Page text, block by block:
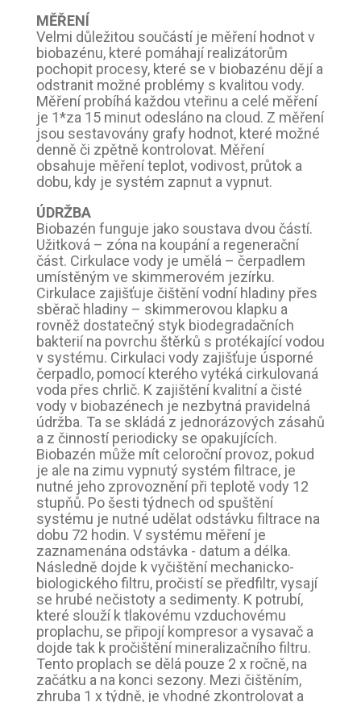
MĚŘENÍ
Velmi důležitou součástí je měření hodnot v
biobazénu, které pomáhají realizátorům
pochopit procesy, které se v biobazénu dějí a
odstranit možné problémy s kvalitou vody.
Měření probíhá každou vteřinu a celé měření
je 1*za 15 minut odesláno na cloud. Z měření
jsou sestavovány grafy hodnot, které možné
denně či zpětně kontrolovat. Měření
obsahuje měření teplot, vodivost, průtok a
dobu, kdy je systém zapnut a vypnut.
ÚDRŽBA
Biobazén funguje jako soustava dvou částí.
Užitková – zóna na koupání a regenerační
část. Cirkulace vody je umělá – čerpadlem
umístěným ve skimmerovém jezírku.
Cirkulace zajišťuje čištění vodní hladiny přes
sběrač hladiny – skimmerovou klapku a
rovněž dostatečný styk biodegradačních
bakterií na povrchu štěrků s protékající vodou
v systému. Cirkulaci vody zajišťuje úsporné
čerpadlo, pomocí kterého vytéká cirkulovaná
voda přes chrlič. K zajištění kvalitní a čisté
vody v biobazénech je nezbytná pravidelná
údržba. Ta se skládá z jednorázových zásahů
a z činností periodicky se opakujících.
Biobazén může mít celoroční provoz, pokud
je ale na zimu vypnutý systém filtrace, je
nutné jeho zprovoznění při teplotě vody 12
stupňů. Po šesti týdnech od spuštění
systému je nutné udělat odstávku filtrace na
dobu 72 hodin. V systému měření je
zaznamenána odstávka - datum a délka.
Následně dojde k vyčištění mechanicko-
biologického filtru, pročistí se předfiltr, vysají
se hrubé nečistoty a sedimenty. K potrubí,
které slouží k tlakovému vzduchovému
proplachu, se připojí kompresor a vysavač a
dojde tak k pročištění mineralizačního filtru.
Tento proplach se dělá pouze 2 x ročně, na
začátku a na konci sezony. Mezi čištěním,
zhruba 1 x týdně, je vhodné zkontrolovat a